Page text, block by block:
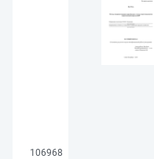
106968